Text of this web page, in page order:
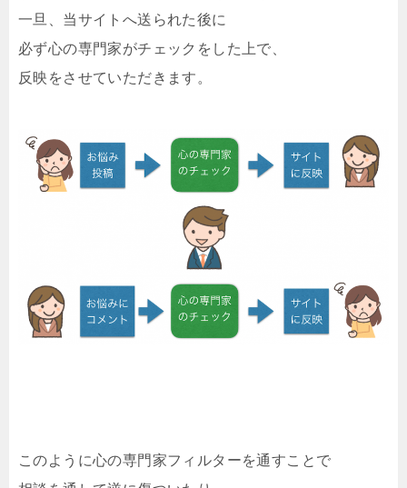
一旦、当サイトへ送られた後に
必ず心の専門家がチェックをした上で、
反映をさせていただきます。
このように心の専門家フィルターを通すことで